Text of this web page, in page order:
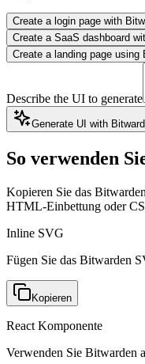
Create a login page with
Create a SaaS dashboard
Create a landing page using
Describe the UI to generate
Generate UI with
So verwenden
Kopieren Sie das
HTML-Einbettung oder
Inline SVG
Fügen Sie das Bitwarden
Kopieren
React Komponente
Verwenden Sie Bitwarden